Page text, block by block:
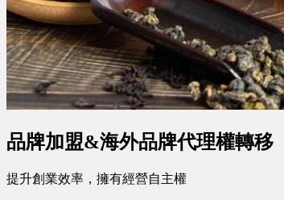
品牌加盟&海外品牌代理權轉移
提升創業效率，擁有經營自主權